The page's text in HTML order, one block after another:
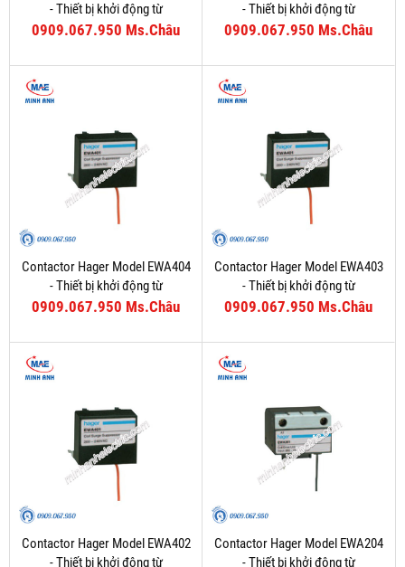
- Thiết bị khởi động từ
0909.067.950 Ms.Châu
- Thiết bị khởi động từ
0909.067.950 Ms.Châu
Contactor Hager Model EWA404
- Thiết bị khởi động từ
0909.067.950 Ms.Châu
Contactor Hager Model EWA403
- Thiết bị khởi động từ
0909.067.950 Ms.Châu
Contactor Hager Model EWA402
- Thiết bị khởi động từ
Contactor Hager Model EWA204
- Thiết bị khởi động từ